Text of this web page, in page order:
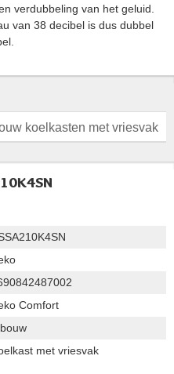
verdubbeling van het geluid.
van 38 decibel is dus dubbel
koelkasten met vriesvak
Comfort
met vriesvak